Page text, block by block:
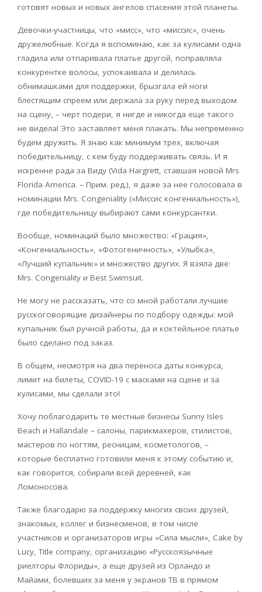
готовят новых и новых ангелов спасения этой планеты.
Девочки-участницы, что «мисс», что «миссис», очень
дружелюбные. Когда я вспоминаю, как за кулисами одна
гладила или отпаривала платье другой, поправляла
конкурентке волосы, успокаивала и делилась
обнимашками для поддержки, брызгала ей ноги
блестящим спреем или держала за руку перед выходом
на сцену, – черт подери, я нигде и никогда еще такого
не видела! Это заставляет меня плакать. Мы непременно
будем дружить. Я знаю как минимум трех, включая
победительницу, с кем буду поддерживать связь. И я
искренне рада за Виду (Vida Hargrett, ставшая новой Mrs
Florida America. – Прим. ред.), я даже за нее голосовала в
номинации Mrs. Congeniality («Миссис конгениальность»),
где победительницу выбирают сами конкурсантки.
Вообще, номинаций было множество: «Грация»,
«Конгениальность», «Фотогеничность», «Улыбка»,
«Лучший купальник» и множество других. Я взяла две:
Mrs. Congeniality и Best Swimsuit.
Не могу не рассказать, что со мной работали лучшие
русскоговорящие дизайнеры по подбору одежды: мой
купальник был ручной работы, да и коктейльное платье
было сделано под заказ.
В общем, несмотря на два переноса даты конкурса,
лимит на билеты, COVID-19 с масками на сцене и за
кулисами, мы сделали это!
Хочу поблагодарить те местные бизнесы Sunny Isles
Beach и Hallandale – салоны, парикмахеров, стилистов,
мастеров по ногтям, ресницам, косметологов, –
которые бесплатно готовили меня к этому событию и,
как говорится, собирали всей деревней, как
Ломоносова.
Также благодарю за поддержку многих своих друзей,
знакомых, коллег и бизнесменов, в том числе
участников и организаторов игры «Сила мысли», Cake by
Lucy, Title company, организацию «Русскоязычные
риелторы Флориды», а еще друзей из Орландо и
Майами, болевших за меня у экранов ТВ в прямом